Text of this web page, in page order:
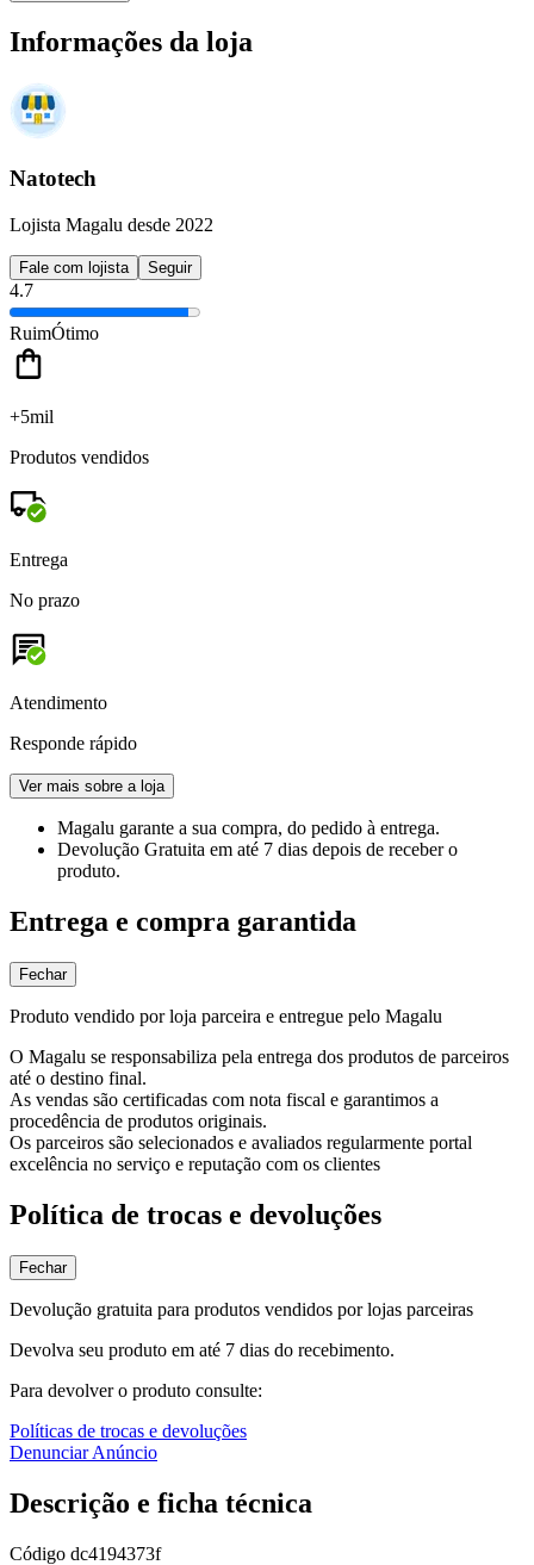
Informações da loja
Natotech
Lojista Magalu desde 2022
Fale com lojista Seguir
4.7
RuimÓtimo
+5mil
Produtos vendidos
Entrega
No prazo
Atendimento
Responde rápido
Ver mais sobre a loja
Magalu garante a sua compra, do pedido à entrega.
Devolução Gratuita em até 7 dias depois de receber o
produto.
Entrega e compra garantida
Fechar
Produto vendido por loja parceira e entregue pelo Magalu
O Magalu se responsabiliza pela entrega dos produtos de parceiros
até o destino final.
As vendas são certificadas com nota fiscal e garantimos a
procedência de produtos originais.
Os parceiros são selecionados e avaliados regularmente portal
excelência no serviço e reputação com os clientes
Política de trocas e devoluções
Fechar
Devolução gratuita para produtos vendidos por lojas parceiras
Devolva seu produto em até 7 dias do recebimento.
Para devolver o produto consulte:
Políticas de trocas e devoluções
Denunciar Anúncio
Descrição e ficha técnica
Código dc4194373f